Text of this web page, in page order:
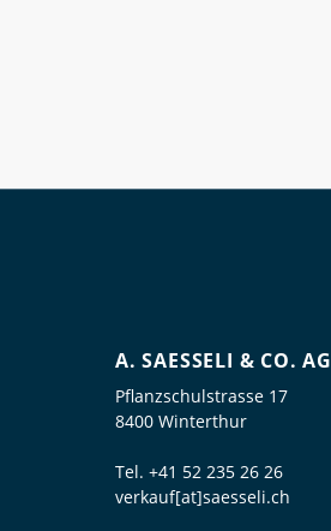
A. SAESSELI & CO. AG
Pflanzschulstrasse 17
8400 Winterthur
Tel. +41 52 235 26 26
verkauf[at]saesseli.ch